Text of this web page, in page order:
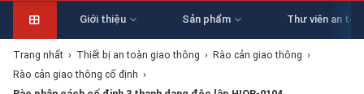
Giới thiệu Sản phẩm Thư viên an
Trang nhất › Thiết bị an toàn giao thông › Rào cản giao thông ›
Rào cản giao thông cố định ›